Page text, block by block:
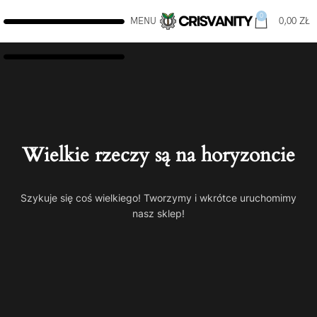
MENU 0 0,00 ZŁ
Wielkie rzeczy są na horyzoncie
Szykuje się coś wielkiego! Tworzymy i wkrótce uruchomimy
nasz sklep!